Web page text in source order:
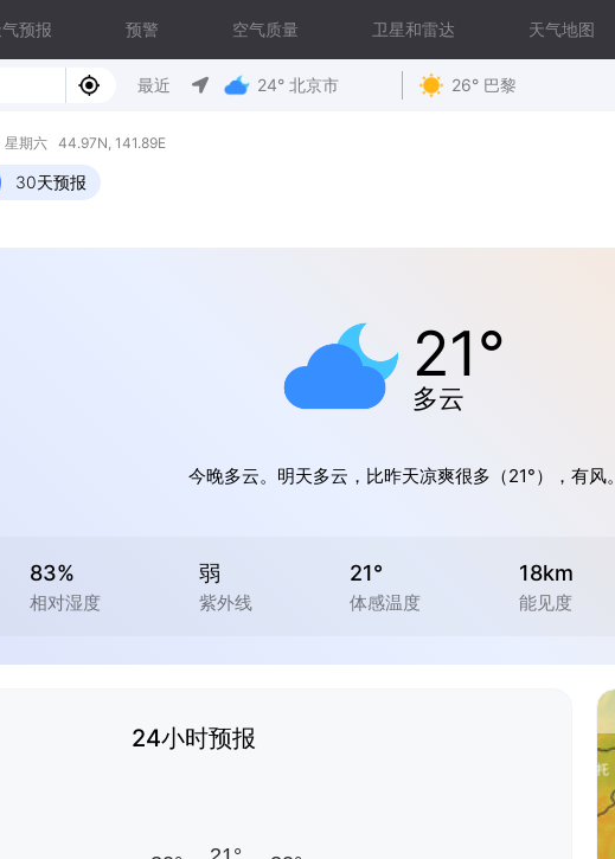
预报 预警 空气质量 卫星和雷达 天气地图
最近 24° 北京市 26° 巴黎
期六 44.97N, 141.89E
30天预报
21°
多云
今晚多云。明天多云，比昨天凉爽很多（21°），有风。
83%
相对湿度
弱
紫外线
21°
体感温度
18km
能见度
24小时预报